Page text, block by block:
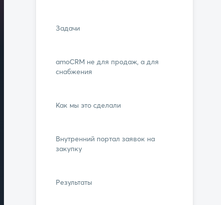
Задачи
amoCRM не для продаж, а для
снабжения
Как мы это сделали
Внутренний портал заявок на
закупку
Результаты